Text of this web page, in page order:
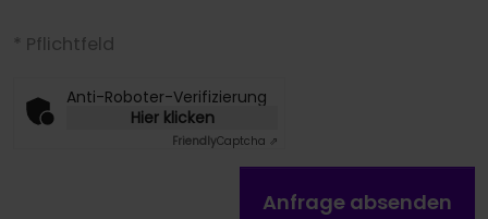
* Pflichtfeld
Anti-Roboter-Verifizierung
Hier klicken
FriendlyCaptcha ⇗
Anfrage absenden